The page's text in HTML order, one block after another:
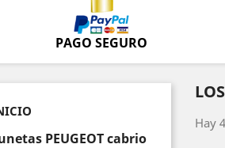
PAGO SEGURO
PEUGEOT cabrio
Hay